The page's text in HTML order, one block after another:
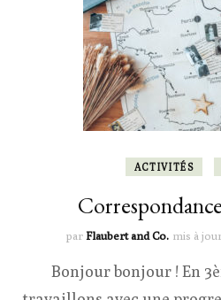
ACTIVITÉS
parFlaubert and Co. mis à
Bonjour bonjour ! En